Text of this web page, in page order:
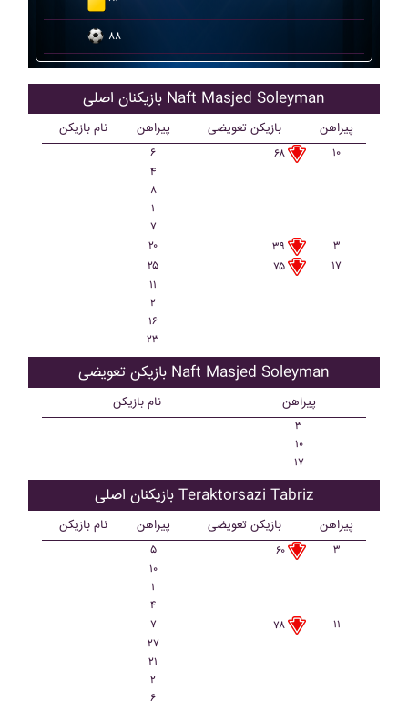
۸۸
بازیکنان اصلی Naft Masjed Soleyman
نام بازیکن پیراهن بازیکن تعویضی پیراهن
۶ ۶۸
۱۰
۴
۸
۱
۷
۲۰
۳۹
۳
۲۵
۷۵
۱۷
۱۱
۲
۱۶
۲۳
بازیکن تعویضی Naft Masjed Soleyman
نام بازیکن پیراهن
۳
۱۰
۱۷
بازیکنان اصلی Teraktorsazi Tabriz
نام بازیکن پیراهن بازیکن تعویضی پیراهن
۵ ۶۰
۳
۱۰
۱
۴
۷
۷۸
۱۱
۲۷
۲۱
۲